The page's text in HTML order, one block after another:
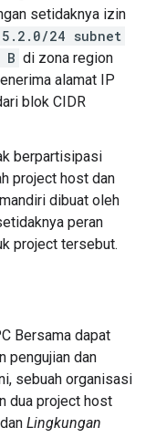
setidaknya izin
24 subnet
B di zona region
alamat IP
blok CIDR
berpartisipasi
project host dan
dibuat oleh
peran
project tersebut.
Bersama dapat
pengujian dan
sebuah organisasi
dua project host
dan Lingkungan